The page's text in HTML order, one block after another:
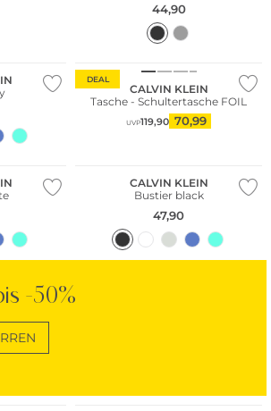
44,90
DEAL
CALVIN KLEIN
Tasche - Schultertasche FOIL
UVP119,90 70,99
CALVIN KLEIN
Bustier black
47,90
-50%